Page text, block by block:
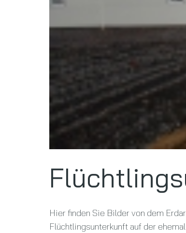
Hier finden Sie Bilder von dem
Flüchtlingsunterkunft auf der